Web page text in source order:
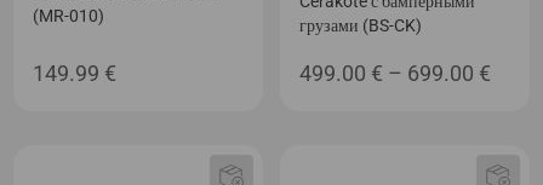
(MR-010)
149.99 €
грузами (BS-CK)
499.00 € – 699.00 €
–